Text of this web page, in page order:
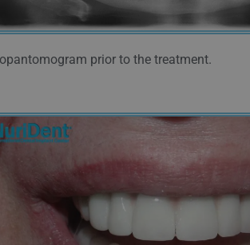
prior to the treatment.